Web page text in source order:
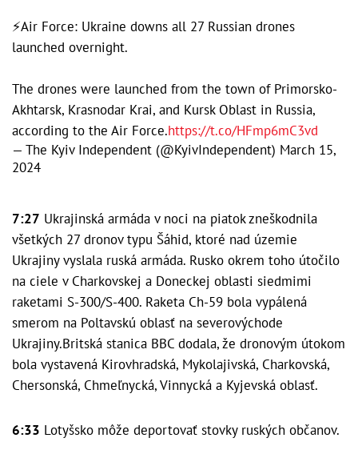
⚡️Air Force: Ukraine downs all 27 Russian drones
launched overnight.
The drones were launched from the town of Primorsko-
Akhtarsk, Krasnodar Krai, and Kursk Oblast in Russia,
according to the Air Force.https://t.co/HFmp6mC3vd
— The Kyiv Independent (@KyivIndependent) March 15,
2024
7:27 Ukrajinská armáda v noci na piatok zneškodnila
všetkých 27 dronov typu Šáhid, ktoré nad územie
Ukrajiny vyslala ruská armáda. Rusko okrem toho útočilo
na ciele v Charkovskej a Doneckej oblasti siedmimi
raketami S-300/S-400. Raketa Ch-59 bola vypálená
smerom na Poltavskú oblasť na severovýchode
Ukrajiny.Britská stanica BBC dodala, že dronovým útokom
bola vystavená Kirovhradská, Mykolajivská, Charkovská,
Chersonská, Chmeľnycká, Vinnycká a Kyjevská oblasť.
6:33 Lotyšsko môže deportovať stovky ruských občanov.